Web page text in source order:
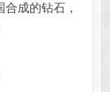
成的钻石，